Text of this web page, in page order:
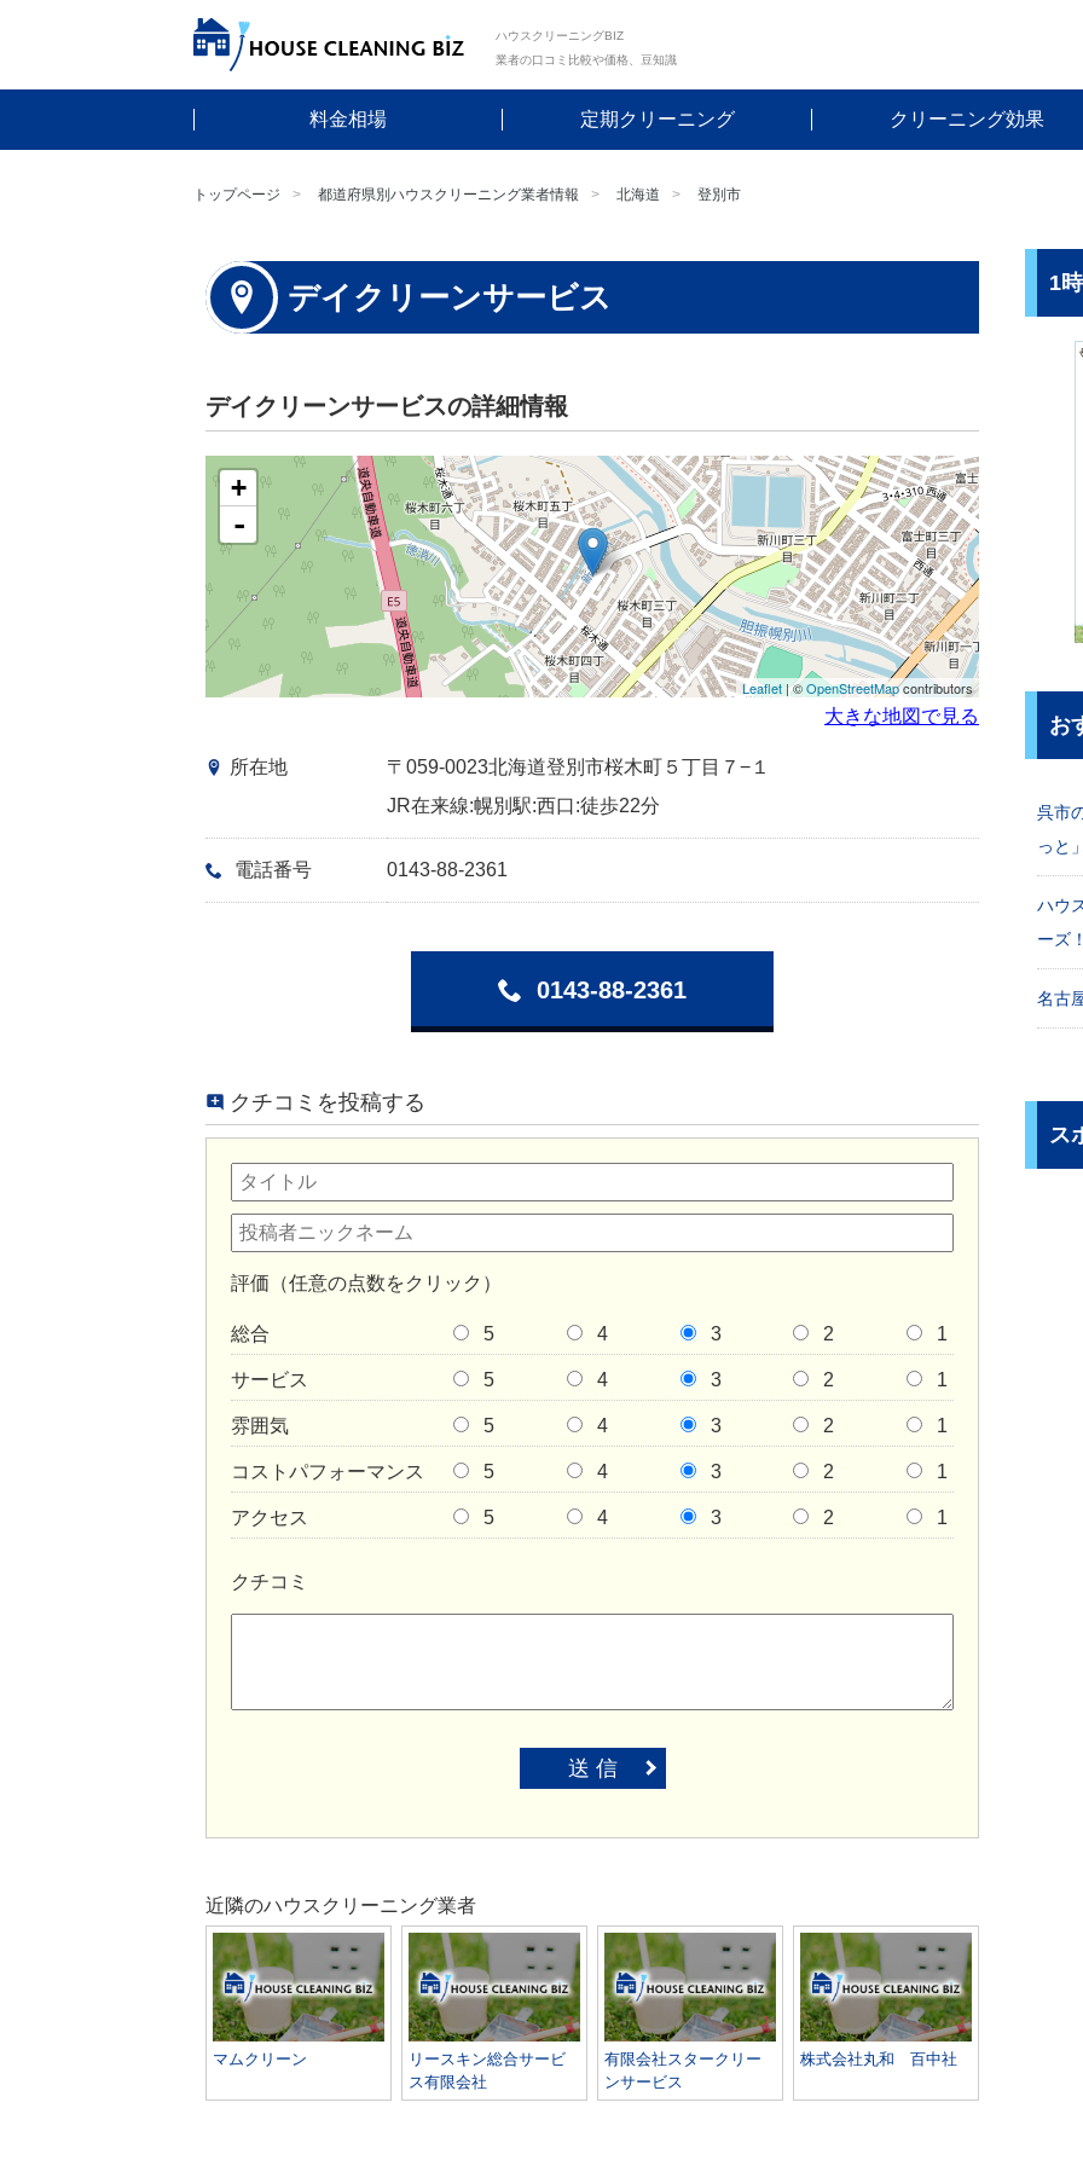
ハウスクリーニングBIZ
業者の口コミ比較や価格、豆知識
料金相場 定期クリーニング クリーニング効果
トップページ 都道府県別ハウスクリーニング業者情報 北海道 登別市
デイクリーンサービス
デイクリーンサービスの詳細情報
+
-
Leaflet| ©OpenStreetMapcontributors
大きな地図で見る
所在地
〒059-0023北海道登別市桜木町５丁目７−１
JR在来線:幌別駅:西口:徒歩22分
電話番号 0143-88-2361
0143-88-2361
クチコミを投稿する
評価（任意の点数をクリック）
総合 5 4 3 2 1
サービス 5 4 3 2 1
雰囲気 5 4 3 2 1
コストパフォーマンス 5 4 3 2 1
アクセス 5 4 3 2 1
クチコミ
送 信
近隣のハウスクリーニング業者
マムクリーン
リースキン総合サービ
ス有限会社
有限会社スタークリー
ンサービス
株式会社丸和 百中社
1
お
呉市
っと」
ハウ
ーズ！
名古
ス